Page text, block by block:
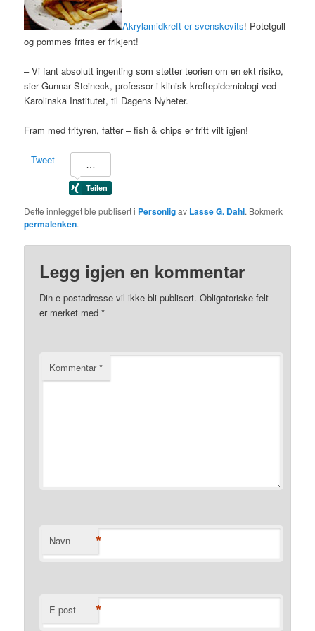
Akrylamidkreft er svenskevits! Potetgull
og pommes frites er frikjent!
– Vi fant absolutt ingenting som støtter teorien om en økt risiko,
sier Gunnar Steineck, professor i klinisk kreftepidemiologi ved
Karolinska Institutet, til Dagens Nyheter.
Fram med frityren, fatter – fish & chips er fritt vilt igjen!
Tweet
Dette innlegget ble publisert i Personligav Lasse G. Dahl. Bokmerk
permalenken.
Legg igjen en kommentar
Din e-postadresse vil ikke bli publisert. Obligatoriske felt
er merket med*
Kommentar*
Navn *
E-post *